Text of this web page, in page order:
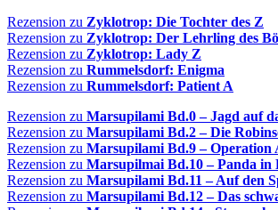
Rezension zu Zyklotrop: Die Tochter des Z
Rezension zu Zyklotrop: Der Lehrling des
Rezension zu Zyklotrop: Lady Z
Rezension zu Rummelsdorf: Enigma
Rezension zu Rummelsdorf: Patient A
Rezension zu Marsupilami Bd.0 – Jagd auf
Rezension zu Marsupilami Bd.2 – Die
Rezension zu Marsupilami Bd.9 – Operation
Rezension zu Marsupilmai Bd.10 – Panda in
Rezension zu Marsupilami Bd.11 – Auf den
Rezension zu Marsupilami Bd.12 – Das